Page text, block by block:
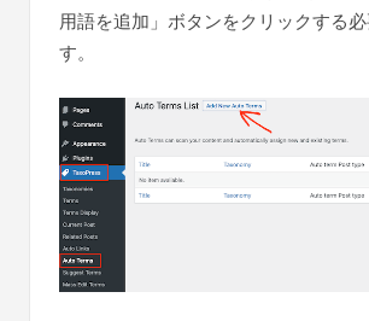
用語を追加」ボタンをクリックする
す。